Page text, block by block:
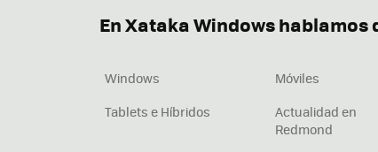
En Xataka Windows hablamos
Windows Móviles
Tablets e Híbridos
Actualidad en
Redmond